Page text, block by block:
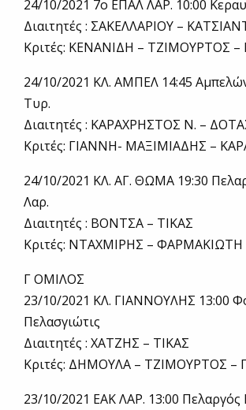
24/10/2021 7ο ΕΠΑΛ ΛΑΡ. 10:00
Διαιτητές : ΣΑΚΕΛΛΑΡΙΟΥ –
Κριτές: ΚΕΝΑΝΙΔΗ – ΤΖΙΜΟΥΡΤΟΣ –
24/10/2021 ΚΛ. ΑΜΠΕΛ 14:45
Τυρ.
Διαιτητές : ΚΑΡΑΧΡΗΣΤΟΣ Ν. –
Κριτές: ΓΙΑΝΝΗ- ΜΑΞΙΜΙΑΔΗΣ –
24/10/2021 ΚΛ. ΑΓ. ΘΩΜΑ 19:30
Λαρ.
Διαιτητές : ΒΟΝΤΣΑ – ΤΙΚΑΣ
Κριτές: ΝΤΑΧΜΙΡΗΣ –
Γ ΟΜΙΛΟΣ
23/10/2021 ΚΛ. ΓΙΑΝΝΟΥΛΗΣ 13:00
Πελασγιώτις
Διαιτητές : ΧΑΤΖΗΣ – ΤΙΚΑΣ
Κριτές: ΔΗΜΟΥΛΑ – ΤΖΙΜΟΥΡΤΟΣ –
23/10/2021 ΕΑΚ ΛΑΡ. 13:00 Πελαργός